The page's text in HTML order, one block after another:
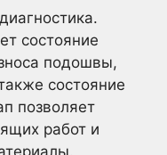
состояние
подошвы,
состояние
позволяет
работ и